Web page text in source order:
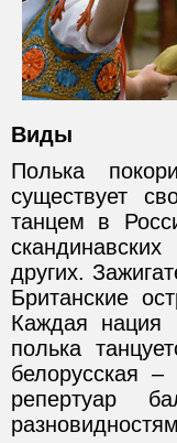
Виды
Полька
существует
танцем в
других.
Британские
Каждая нация
полька
белорусская
репертуар